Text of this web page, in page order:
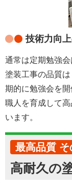
技術力向
通常は定期勉強会
塗装工事の品質
期的に勉強会を開
職人を育成して
います。
最高品質 そ
高耐久の